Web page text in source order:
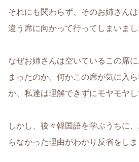
それにも関わらず、そのお姉さん
違う席に向かって行ってしまいまし
なぜお姉さんは空いているこの席
まったのか、何かこの席が気に入
か、私達は理解できずにモヤモヤし
しかし、後々韓国語を学ぶうちに
らなかった理由がわかり反省をし